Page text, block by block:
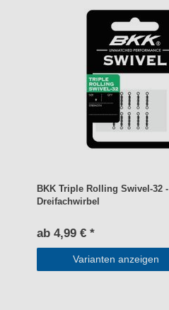
BKK Triple Rolling Swivel-32 -
Dreifachwirbel
ab 4,99 € *
Varianten anzeigen